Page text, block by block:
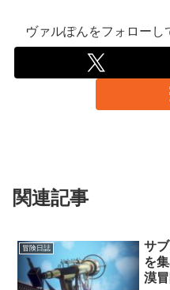
ヴァルぽんをフォロー
関連記事
冒険日誌
サ
を
漠